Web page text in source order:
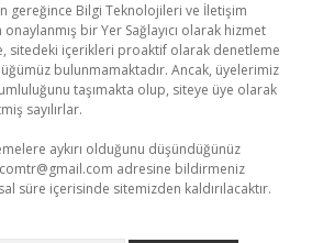
gereğince Bilgi Teknolojileri ve İletişim
bir Yer Sağlayıcı olarak hizmet
sitedeki içerikleri proaktif olarak denetleme
bulunmamaktadır. Ancak, üyelerimiz
taşımakta olup, siteye üye olarak
sayılırlar.
aykırı olduğunu düşündüğünüz
adresine bildirmeniz
süre içerisinde sitemizden kaldırılacaktır.